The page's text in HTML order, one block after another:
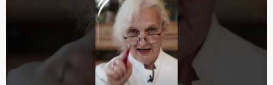
Für die Teilnahme meldet Euch bitte unter folgender Email-
Salongespraech.live@gmx.de
Bitte das Datum bzw. die Örtlichkeit mit angeben!